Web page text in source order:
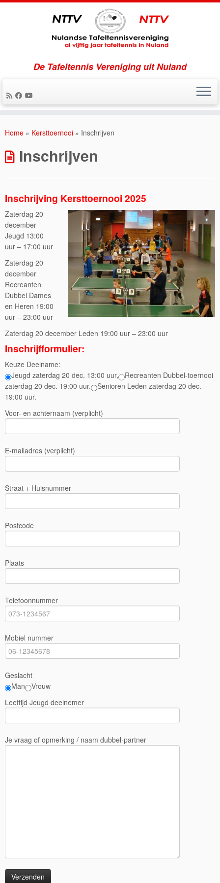
naar
De Tafeltennis Vereniging uit Nuland
Home » Kersttoernooi » Inschrijven
Inschrijven
Inschrijving Kersttoernooi 2025
Zaterdag 20
december
Jeugd 13:00
uur – 17:00 uur
Zaterdag 20
december
Recreanten
Dubbel Dames
en Heren 19:00
uur – 23:00 uur
Zaterdag 20 december Leden 19:00 uur – 23:00 uur
Inschrijfformulier:
Keuze Deelname:
Jeugd zaterdag 20 dec. 13:00 uur,
Recreanten Dubbel-toernooi
zaterdag 20 dec. 19:00 uur.
Senioren Leden zaterdag 20 dec.
19:00 uur.
Voor- en achternaam (verplicht)
E-mailadres (verplicht)
Straat + Huisnummer
Postcode
Plaats
Telefoonnummer
Mobiel nummer
Geslacht
Man
Vrouw
Leeftijd Jeugd deelnemer
Je vraag of opmerking / naam dubbel-partner